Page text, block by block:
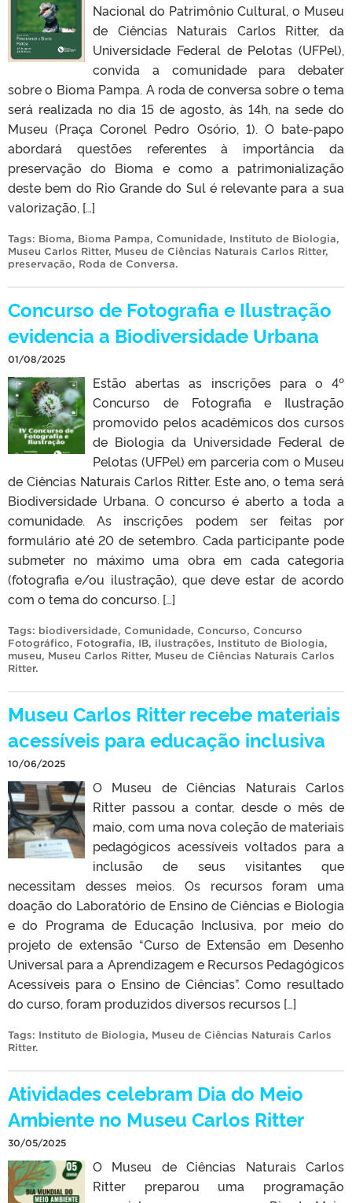
Nacional do Patrimônio Cultural, o Museu
de Ciências Naturais Carlos Ritter, da
Universidade Federal de Pelotas (UFPel),
convida a comunidade para debater
sobre o Bioma Pampa. A roda de conversa sobre o tema
será realizada no dia 15 de agosto, às 14h, na sede do
Museu (Praça Coronel Pedro Osório, 1). O bate-papo
abordará questões referentes à importância da
preservação do Bioma e como a patrimonialização
deste bem do Rio Grande do Sul é relevante para a sua
valorização, […]
Tags: Bioma, Bioma Pampa, Comunidade, Instituto de Biologia,
Museu Carlos Ritter, Museu de Ciências Naturais Carlos Ritter,
preservação, Roda de Conversa.
Concurso de Fotografia e Ilustração
evidencia a Biodiversidade Urbana
01/08/2025
Estão abertas as inscrições para o 4º
Concurso de Fotografia e Ilustração
promovido pelos acadêmicos dos cursos
de Biologia da Universidade Federal de
Pelotas (UFPel) em parceria com o Museu
de Ciências Naturais Carlos Ritter. Este ano, o tema será
Biodiversidade Urbana. O concurso é aberto a toda a
comunidade. As inscrições podem ser feitas por
formulário até 20 de setembro. Cada participante pode
submeter no máximo uma obra em cada categoria
(fotografia e/ou ilustração), que deve estar de acordo
com o tema do concurso. […]
Tags: biodiversidade, Comunidade, Concurso, Concurso
Fotográfico, Fotografia, IB, ilustrações, Instituto de Biologia,
museu, Museu Carlos Ritter, Museu de Ciências Naturais Carlos
Ritter.
Museu Carlos Ritter recebe materiais
acessíveis para educação inclusiva
10/06/2025
O Museu de Ciências Naturais Carlos
Ritter passou a contar, desde o mês de
maio, com uma nova coleção de materiais
pedagógicos acessíveis voltados para a
inclusão de seus visitantes que
necessitam desses meios. Os recursos foram uma
doação do Laboratório de Ensino de Ciências e Biologia
e do Programa de Educação Inclusiva, por meio do
projeto de extensão “Curso de Extensão em Desenho
Universal para a Aprendizagem e Recursos Pedagógicos
Acessíveis para o Ensino de Ciências”. Como resultado
do curso, foram produzidos diversos recursos […]
Tags: Instituto de Biologia, Museu de Ciências Naturais Carlos
Ritter.
Atividades celebram Dia do Meio
Ambiente no Museu Carlos Ritter
30/05/2025
O Museu de Ciências Naturais Carlos
Ritter preparou uma programação